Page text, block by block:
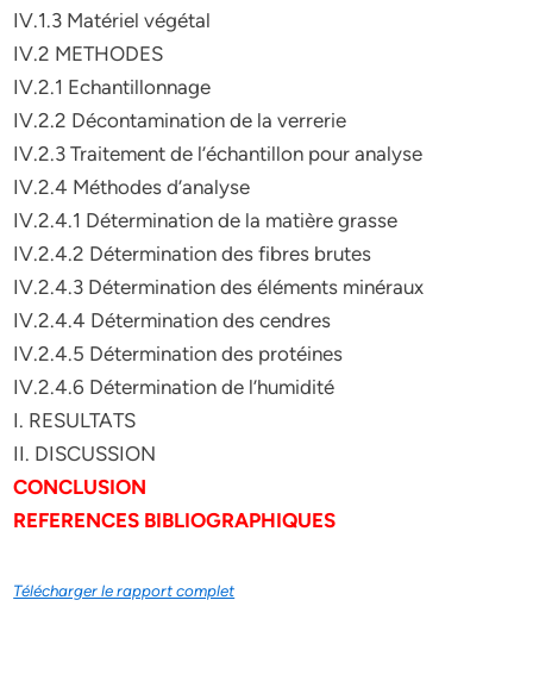
IV.1.3 Matériel végétal
IV.2 METHODES
IV.2.1 Echantillonnage
IV.2.2 Décontamination de la verrerie
IV.2.3 Traitement de l’échantillon pour analyse
IV.2.4 Méthodes d’analyse
IV.2.4.1 Détermination de la matière grasse
IV.2.4.2 Détermination des fibres brutes
IV.2.4.3 Détermination des éléments minéraux
IV.2.4.4 Détermination des cendres
IV.2.4.5 Détermination des protéines
IV.2.4.6 Détermination de l’humidité
I. RESULTATS
II. DISCUSSION
CONCLUSION
REFERENCES BIBLIOGRAPHIQUES
Télécharger le rapport complet